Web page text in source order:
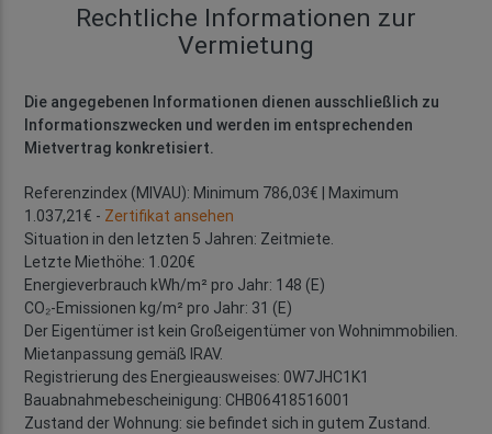
Rechtliche Informationen zur
Vermietung
Die angegebenen Informationen dienen ausschließlich zu
Informationszwecken und werden im entsprechenden
Mietvertrag konkretisiert.
Referenzindex (MIVAU): Minimum 786,03€ | Maximum
1.037,21€ - Zertifikat ansehen
Situation in den letzten 5 Jahren: Zeitmiete.
Letzte Miethöhe: 1.020€
Energieverbrauch kWh/m² pro Jahr: 148 (E)
CO₂-Emissionen kg/m² pro Jahr: 31 (E)
Der Eigentümer ist kein Großeigentümer von Wohnimmobilien.
Mietanpassung gemäß IRAV.
Registrierung des Energieausweises: 0W7JHC1K1
Bauabnahmebescheinigung: CHB06418516001
Zustand der Wohnung: sie befindet sich in gutem Zustand.